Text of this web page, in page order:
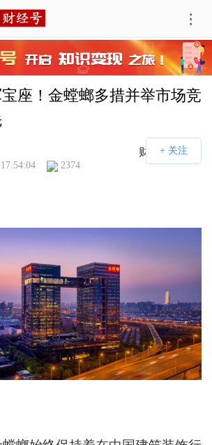
座！金螳螂多措并举市场竞
财经号APP
2374